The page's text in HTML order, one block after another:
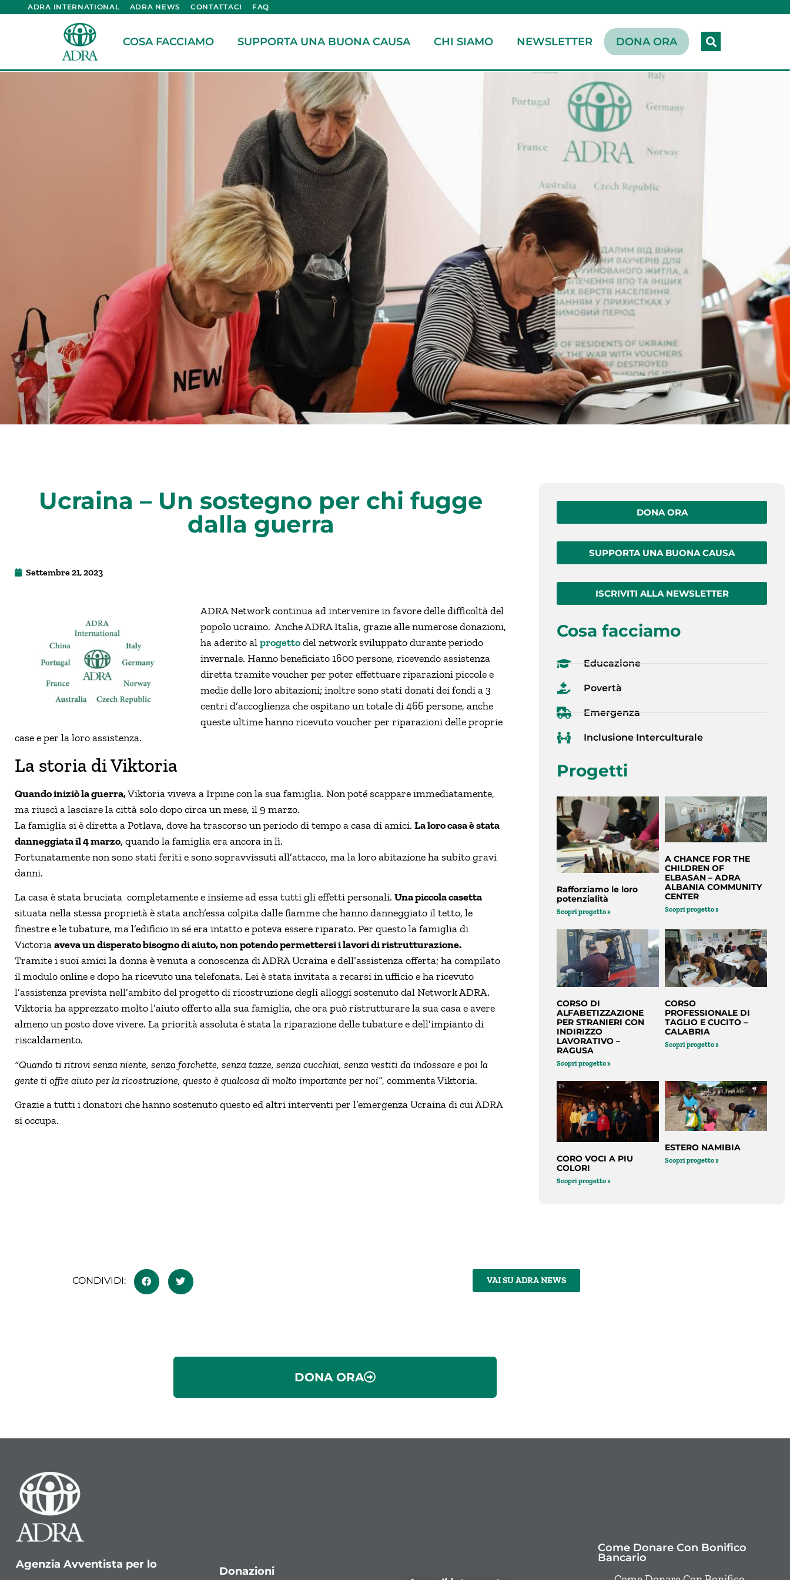
ADRA INTERNATIONAL ADRA NEWS CONTATTACI FAQ
COSA FACCIAMO SUPPORTA UNA BUONA CAUSA CHI SIAMO NEWSLETTER DONA ORA
Ucraina – Un sostegno per chi fugge
dalla guerra
Settembre 21, 2023
ADRA Network continua ad intervenire in favore delle difficoltà del
popolo ucraino. Anche ADRA Italia, grazie alle numerose donazioni,
ha aderito alprogettodel network sviluppato durante periodo
invernale. Hanno beneficiato 1600 persone, ricevendo assistenza
diretta tramite voucher per poter effettuare riparazioni piccole e
medie delle loro abitazioni; inoltre sono stati donati dei fondi a 3
centri d’accoglienza che ospitano un totale di 466 persone, anche
queste ultime hanno ricevuto voucher per riparazioni delle proprie
case e per la loro assistenza.
La storia di Viktoria
Quando iniziò la guerra,Viktoria viveva a Irpine con la sua famiglia. Non poté scappare immediatamente,
ma riuscì a lasciare la città solo dopo circa un mese, il 9 marzo.
La famiglia si è diretta a Potlava, dove ha trascorso un periodo di tempo a casa di amici. La loro casa è stata
danneggiata il 4 marzo, quando la famiglia era ancora in lì.
Fortunatamente non sono stati feriti e sono sopravvissuti all’attacco, ma la loro abitazione ha subito gravi
danni.
La casa è stata bruciata completamente e insieme ad essa tutti gli effetti personali. Una piccola casetta
situata nella stessa proprietà è stata anch’essa colpita dalle fiamme che hanno danneggiato il tetto, le
finestre e le tubature, ma l’edificio in sé era intatto e poteva essere riparato. Per questo la famiglia di
Victoriaaveva un disperato bisogno di aiuto, non potendo permettersi i lavori di ristrutturazione.
Tramite i suoi amici la donna è venuta a conoscenza di ADRA Ucraina e dell’assistenza offerta; ha compilato
il modulo online e dopo ha ricevuto una telefonata. Lei è stata invitata a recarsi in ufficio e ha ricevuto
l’assistenza prevista nell’ambito del progetto di ricostruzione degli alloggi sostenuto dal Network ADRA.
Viktoria ha apprezzato molto l’aiuto offerto alla sua famiglia, che ora può ristrutturare la sua casa e avere
almeno un posto dove vivere. La priorità assoluta è stata la riparazione delle tubature e dell’impianto di
riscaldamento.
“Quando ti ritrovi senza niente, senza forchette, senza tazze, senza cucchiai, senza vestiti da indossare e poi la
gente ti offre aiuto per la ricostruzione, questo è qualcosa di molto importante per noi”, commenta Viktoria.
Grazie a tutti i donatori che hanno sostenuto questo ed altri interventi per l’emergenza Ucraina di cui ADRA
si occupa.
DONA ORA
SUPPORTA UNA BUONA CAUSA
ISCRIVITI ALLA NEWSLETTER
Cosa facciamo
Educazione
Povertà
Emergenza
Inclusione Interculturale
Progetti
Rafforziamo le loro
potenzialità
Scopri progetto »
A CHANCE FOR THE
CHILDREN OF
ELBASAN – ADRA
ALBANIA COMMUNITY
CENTER
Scopri progetto »
CORSO DI
ALFABETIZZAZIONE
PER STRANIERI CON
INDIRIZZO
LAVORATIVO –
RAGUSA
Scopri progetto »
CORSO
PROFESSIONALE DI
TAGLIO E CUCITO –
CALABRIA
Scopri progetto »
CORO VOCI A PIU
COLORI
Scopri progetto »
ESTERO NAMIBIA
Scopri progetto »
CONDIVIDI: VAI SU ADRA NEWS
DONA ORA
Agenzia Avventista per lo
Donazioni
Come Donare Con Bonifico
Bancario